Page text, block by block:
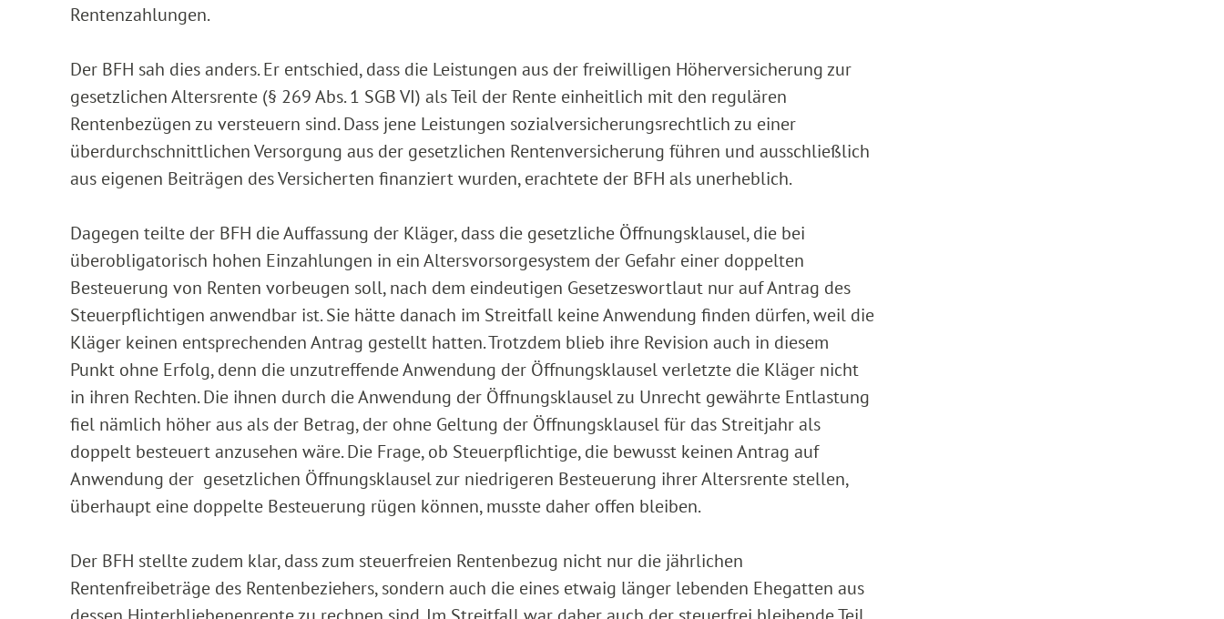
Rentenzahlungen.
Der BFH sah dies anders. Er entschied, dass die Leistungen aus der freiwilligen Höherversicherung zur
gesetzlichen Altersrente (§ 269 Abs. 1 SGB VI) als Teil der Rente einheitlich mit den regulären
Rentenbezügen zu versteuern sind. Dass jene Leistungen sozialversicherungsrechtlich zu einer
überdurchschnittlichen Versorgung aus der gesetzlichen Rentenversicherung führen und ausschließlich
aus eigenen Beiträgen des Versicherten finanziert wurden, erachtete der BFH als unerheblich.
Dagegen teilte der BFH die Auffassung der Kläger, dass die gesetzliche Öffnungsklausel, die bei
überobligatorisch hohen Einzahlungen in ein Altersvorsorgesystem der Gefahr einer doppelten
Besteuerung von Renten vorbeugen soll, nach dem eindeutigen Gesetzeswortlaut nur auf Antrag des
Steuerpflichtigen anwendbar ist. Sie hätte danach im Streitfall keine Anwendung finden dürfen, weil die
Kläger keinen entsprechenden Antrag gestellt hatten. Trotzdem blieb ihre Revision auch in diesem
Punkt ohne Erfolg, denn die unzutreffende Anwendung der Öffnungsklausel verletzte die Kläger nicht
in ihren Rechten. Die ihnen durch die Anwendung der Öffnungsklausel zu Unrecht gewährte Entlastung
fiel nämlich höher aus als der Betrag, der ohne Geltung der Öffnungsklausel für das Streitjahr als
doppelt besteuert anzusehen wäre. Die Frage, ob Steuerpflichtige, die bewusst keinen Antrag auf
Anwendung der gesetzlichen Öffnungsklausel zur niedrigeren Besteuerung ihrer Altersrente stellen,
überhaupt eine doppelte Besteuerung rügen können, musste daher offen bleiben.
Der BFH stellte zudem klar, dass zum steuerfreien Rentenbezug nicht nur die jährlichen
Rentenfreibeträge des Rentenbeziehers, sondern auch die eines etwaig länger lebenden Ehegatten aus